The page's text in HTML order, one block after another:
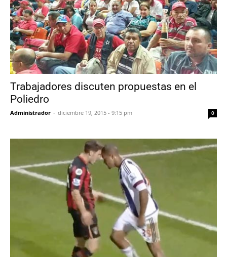
Trabajadores discuten propuestas en el
Poliedro
Administrador - diciembre 19, 2015 - 9:15 pm 0